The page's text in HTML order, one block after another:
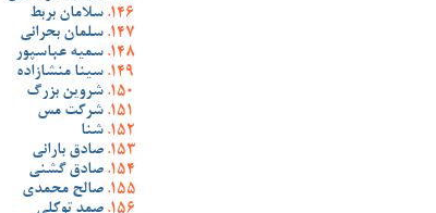
سلامان بربط
سلمان بحرانی
سمیه عباسپور
سینا منشازاده
شروین بزرگ
شرکت مس
شنا
صادق بارانی
صادق گشنی
صالح محمدی
صمد توکلی